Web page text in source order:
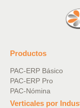
Productos
PAC-ERP Básico
PAC-ERP Pro
PAC-Nómina
Verticales por